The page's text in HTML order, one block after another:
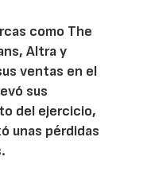
como The
Altra y
ventas en el
sus
del ejercicio,
unas pérdidas